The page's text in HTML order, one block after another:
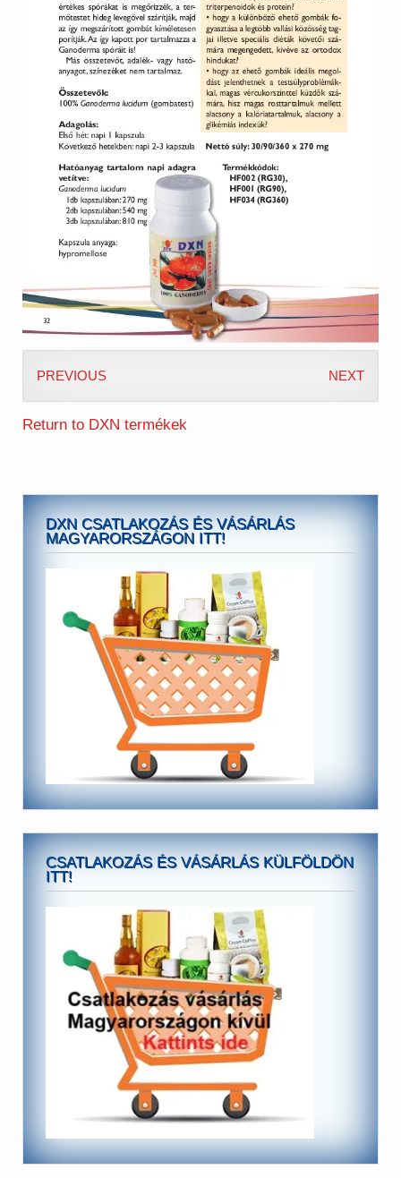
PREVIOUS NEXT
Return to DXN termékek
DXN CSATLAKOZÁS ÉS VÁSÁRLÁS
MAGYARORSZÁGON ITT!
CSATLAKOZÁS ÉS VÁSÁRLÁS KÜLFÖLDÖN
ITT!